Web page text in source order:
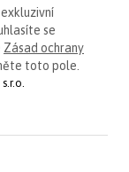
se
Zásad ochrany
toto pole.